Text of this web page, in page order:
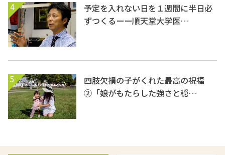
4
予定を入れない日を１週間に半日必
ずつくるーー順天堂大学医…
5
四肢欠損の子がくれた最高の祝福
②「娘がもたらした強さと穏…